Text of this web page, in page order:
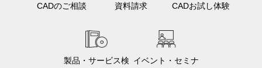
CADのご相談 資料請求 CADお試し体験
製品・サービス検 イベント・セミナ